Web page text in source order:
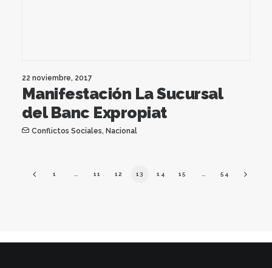
22 noviembre, 2017
Manifestación La Sucursal
del Banc Expropiat
Conflictos Sociales, Nacional
1 11 12 13 14 15 54